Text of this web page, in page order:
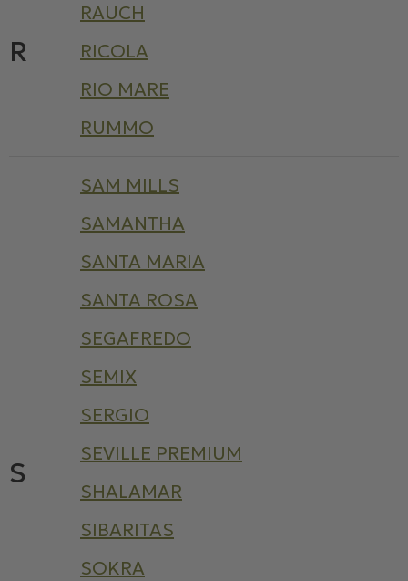
R
RAUCH
RICOLA
RIO MARE
RUMMO
S
SAM MILLS
SAMANTHA
SANTA MARIA
SANTA ROSA
SEGAFREDO
SEMIX
SERGIO
SEVILLE PREMIUM
SHALAMAR
SIBARITAS
SOKRA